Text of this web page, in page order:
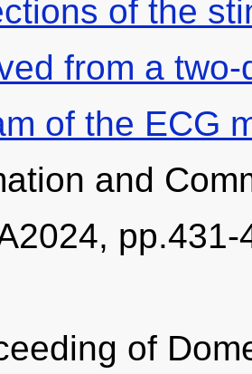
of the
from a
of the ECG
and
of